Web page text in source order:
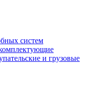
систем
и грузовые